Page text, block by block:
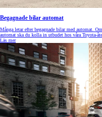
Begagnade bilar automat
Många letar efter begagnade bilar med automat.
automat ska du kolla in utbudet hos våra Toyota-
Läs mer